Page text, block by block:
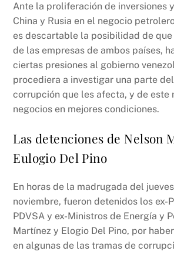
Ante la proliferación de inversiones
China y Rusia en el negocio
es descartable la posibilidad de
de las empresas de ambos países,
ciertas presiones al gobierno
procediera a investigar una parte
corrupción que les afecta, y de este
negocios en mejores condiciones.
Las detenciones de Nelson
Eulogio Del Pino
En horas de la madrugada del
noviembre, fueron detenidos los ex-
PDVSA y ex-Ministros de Energía y
Martínez y Elogio Del Pino, por
en algunas de las tramas de